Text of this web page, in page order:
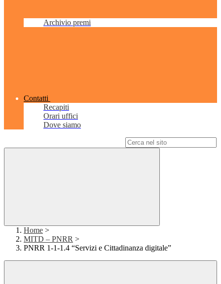
Archivio premi
Contatti
Recapiti
Orari uffici
Dove siamo
Home >
MITD – PNRR >
PNRR 1-1-1.4 “Servizi e Cittadinanza digitale”